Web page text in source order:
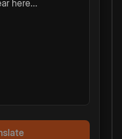
here...